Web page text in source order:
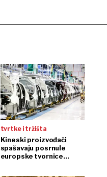
tvrtke i tržišta
Kineski proizvođači
spašavaju posrnule
europske tvornice